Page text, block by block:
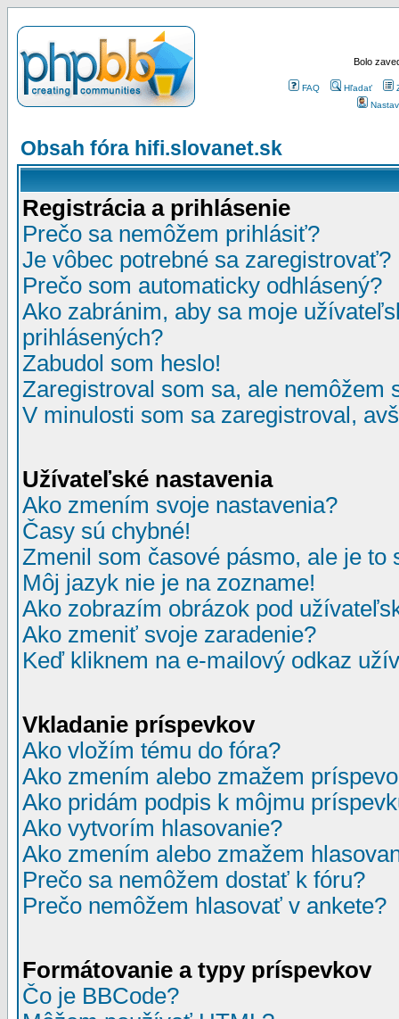
Bolo
FAQ Hľadať
Obsah fóra hifi.slovanet.sk
Registrácia a prihlásenie
Prečo sa nemôžem prihlásiť?
Je vôbec potrebné sa zaregistrovať?
Prečo som automaticky odhlásený?
Ako zabránim, aby sa moje
prihlásených?
Zabudol som heslo!
Zaregistroval som sa, ale nemôžem
V minulosti som sa zaregistroval,
Užívateľské nastavenia
Ako zmením svoje nastavenia?
Časy sú chybné!
Zmenil som časové pásmo, ale je to
Môj jazyk nie je na zozname!
Ako zobrazím obrázok pod
Ako zmeniť svoje zaradenie?
Keď kliknem na e-mailový odkaz
Vkladanie príspevkov
Ako vložím tému do fóra?
Ako zmením alebo zmažem
Ako pridám podpis k môjmu
Ako vytvorím hlasovanie?
Ako zmením alebo zmažem
Prečo sa nemôžem dostať k fóru?
Prečo nemôžem hlasovať v ankete?
Formátovanie a typy príspevkov
Čo je BBCode?